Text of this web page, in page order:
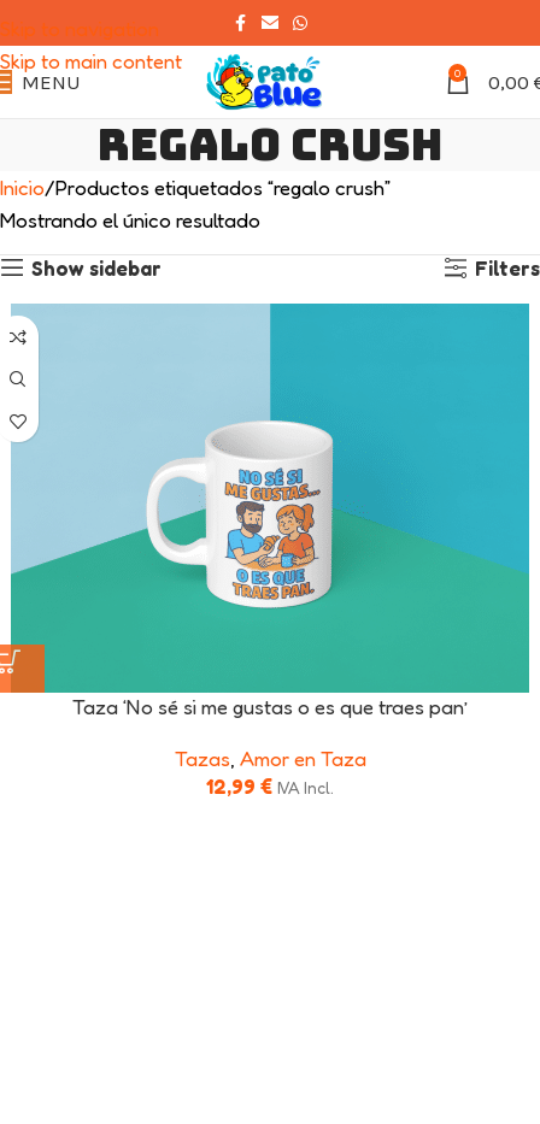
Skip to navigation
Skip to main content
MENU 0 0,00
regalo crush
Inicio Productos etiquetados “regalo crush”
Mostrando el único resultado
Show sidebar
Filters
Taza ‘No sé si me gustas o es que traes pan’
Tazas, Amor en Taza
12,99 € IVA Incl.